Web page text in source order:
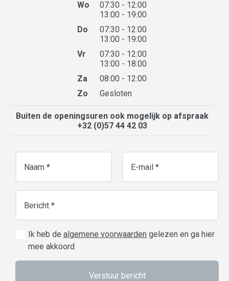
Wo
07:30 - 12:00
13:00 - 19:00
Do
07:30 - 12:00
13:00 - 19:00
Vr
07:30 - 12:00
13:00 - 18:00
Za
08:00 - 12:00
Zo
Gesloten
Buiten de openingsuren ook mogelijk op afspraak
+32 (0)57 44 42 03
Ik heb de algemene voorwaarden gelezen en ga hier
mee akkoord
Verstuur bericht